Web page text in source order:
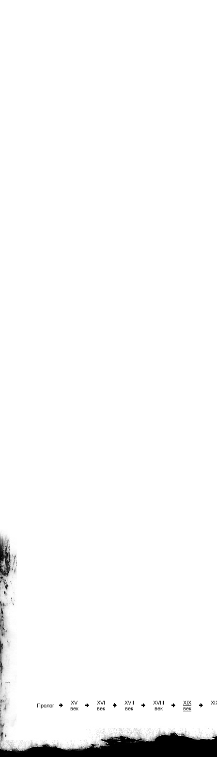
Пролог
XV
век
XVI
век
XVII
век
XVIII
век
XIX
век